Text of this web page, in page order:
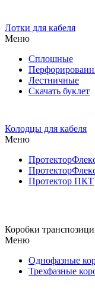
Лотки для кабеля
Меню
Сплошные
Лестничные
Скачать буклет
Колодцы для кабеля
Меню
Протектор ПКТ
Коробки
Меню
Однофазные
Трехфазные